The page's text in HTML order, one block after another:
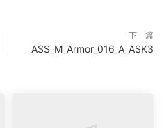
下一篇
ASS_M_Armor_016_A_ASK3